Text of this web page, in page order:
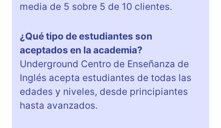
media de 5 sobre 5 de 10 clientes.
¿Qué tipo de estudiantes son
aceptados en la academia?
Underground Centro de Enseñanza de
Inglés acepta estudiantes de todas las
edades y niveles, desde principiantes
hasta avanzados.